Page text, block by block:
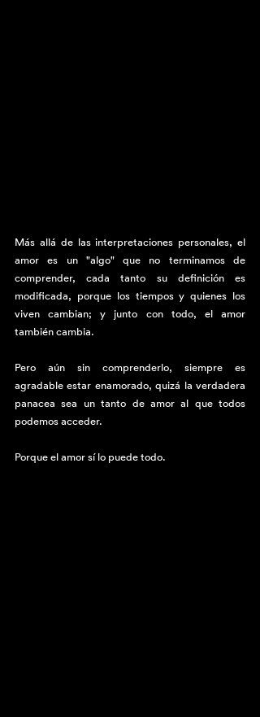
Más allá de las interpretaciones personales, el
amor es un "algo" que no terminamos de
comprender, cada tanto su definición es
modificada, porque los tiempos y quienes los
viven cambian; y junto con todo, el amor
también cambia.
Pero aún sin comprenderlo, siempre es
agradable estar enamorado, quizá la verdadera
panacea sea un tanto de amor al que todos
podemos acceder.
Porque el amor sí lo puede todo.